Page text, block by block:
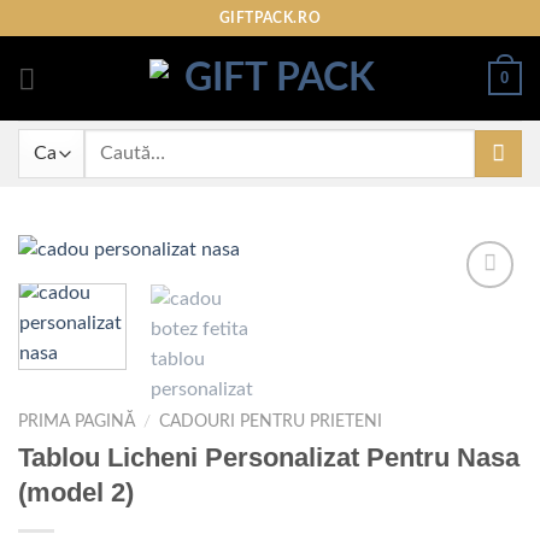
content
GIFTPACK.RO
0
Caută
PRIMA PAGINĂ / CADOURI PENTRU PRIETENI
Tablou Licheni Personalizat Pentru Nasa
(model 2)